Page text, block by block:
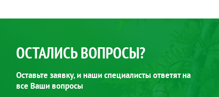
ОСТАЛИСЬ ВОПРОСЫ?
Оставьте заявку, и наши специалисты ответят на
все Ваши вопросы